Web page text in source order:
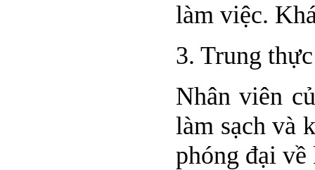
làm việc.
3. Trung
Nhân viên
làm sạch và
phóng đại về